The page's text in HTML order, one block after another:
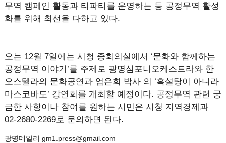
무역 캠페인 활동과 티파티를 운영하는 등 공정무역 활성
화를 위해 최선을 다하고 있다.
오는 12월 7일에는 시청 중회의실에서 ‘문화와 함께하는
공정무역 이야기’를 주제로 광명심포니오케스트라와 한
오스텔라의 문화공연과 엄은희 박사 의 ‘흑설탕이 아니라
마스코바도’ 강연회를 개최할 예정이다. 공정무역 관련 궁
금한 사항이나 참여를 원하는 시민은 시청 지역경제과
02-2680-2269로 문의하면 된다.
광명데일리 gm1.press@gmail.com